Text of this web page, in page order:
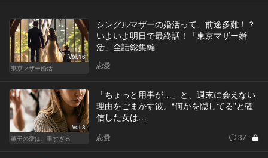
Vol.16
東京マザー婚活
シングルマザーの婚活って、前途多難！？
いよいよ明日で最終話！「東京マザー婚
活」全話総集編
恋愛
Vol.8
薫子の愛は、重すぎる
「ちょっと用事が…」と、週末に会えない
理由をごまかす彼。“何かを隠してる”と確
信した女は…
恋愛 37